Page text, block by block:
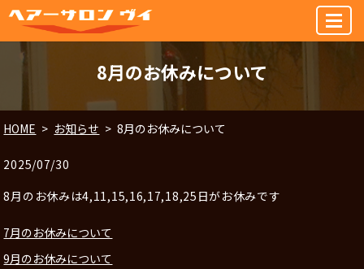
MENU
8月のお休みについて
HOME お知らせ 8月のお休みについて
2025/07/30
8月のお休みは4,11,15,16,17,18,25日がお休みです
7月のお休みについて
9月のお休みについて